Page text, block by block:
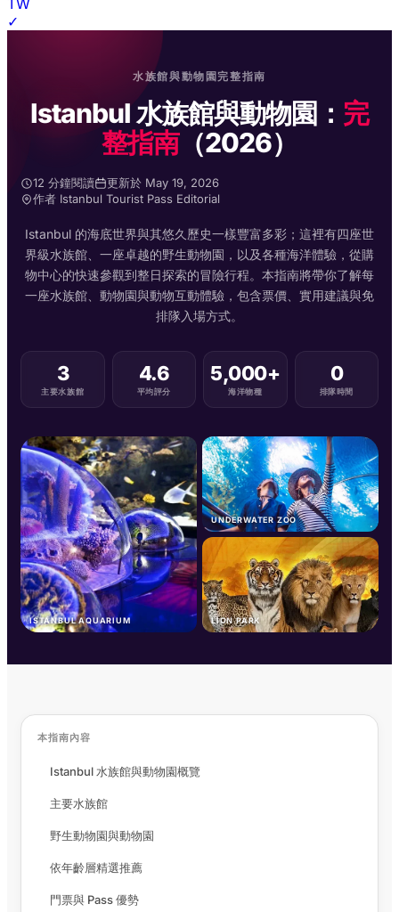
TW
✓
水族館與動物園完整指南
Istanbul 水族館與動物園： 完
整指南（2026）
12 分鐘閱讀
更新於 May 19, 2026
作者 Istanbul Tourist Pass Editorial
Istanbul 的海底世界與其悠久歷史一樣豐富多彩；這裡有四座世
界級水族館、一座卓越的野生動物園，以及各種海洋體驗，從購
物中心的快速參觀到整日探索的冒險行程。本指南將帶你了解每
一座水族館、動物園與動物互動體驗，包含票價、實用建議與免
排隊入場方式。
3
主要水族館
4.6
平均評分
5,000+
海洋物種
0
排隊時間
ISTANBUL AQUARIUM
UNDERWATER ZOO
LION PARK
本指南內容
Istanbul 水族館與動物園概覽
主要水族館
野生動物園與動物園
依年齡層精選推薦
門票與 Pass 優勢